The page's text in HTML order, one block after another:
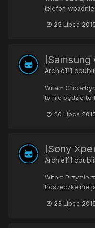
telefon
25 Lipca 2015
Archie111
Witam
to nie będzie to
26 Lipca 2015
[Sony
Archie111
Witam
troszeczke nie
23 Lipca 2015